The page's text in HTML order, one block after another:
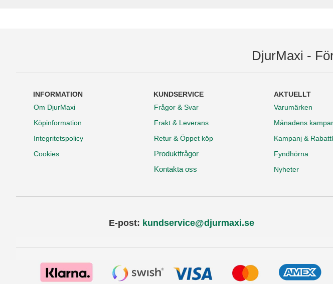
DjurMaxi -
INFORMATION
Om DjurMaxi
Köpinformation
Integritetspolicy
Cookies
KUNDSERVICE
Frågor & Svar
Frakt & Leverans
Retur & Öppet köp
Produktfrågor
Kontakta oss
AKTUELLT
Varumärken
Månadens
Kampanj &
Fyndhörna
Nyheter
E-post: kundservice@djurmaxi.se